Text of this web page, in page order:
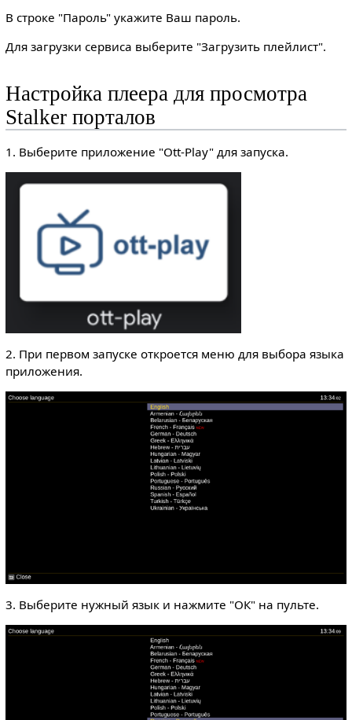
В строке "Пароль" укажите Ваш пароль.
Для загрузки сервиса выберите "Загрузить плейлист".
Настройка плеера для просмотра
Stalker порталов
1. Выберите приложение "Ott-Play" для запуска.
2. При первом запуске откроется меню для выбора языка
приложения.
3. Выберите нужный язык и нажмите "ОК" на пульте.